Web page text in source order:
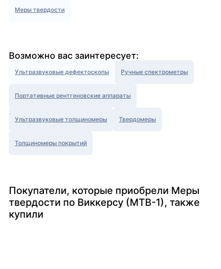
Меры твердости
Возможно вас заинтересует:
Ультразвуковые дефектоскопы Ручные спектрометры
Портативные рентгеновские аппараты
Ультразвуковые толщиномеры Твердомеры
Толщиномеры покрытий
Покупатели, которые приобрели Меры
твердости по Виккерсу (МТВ-1), также
купили